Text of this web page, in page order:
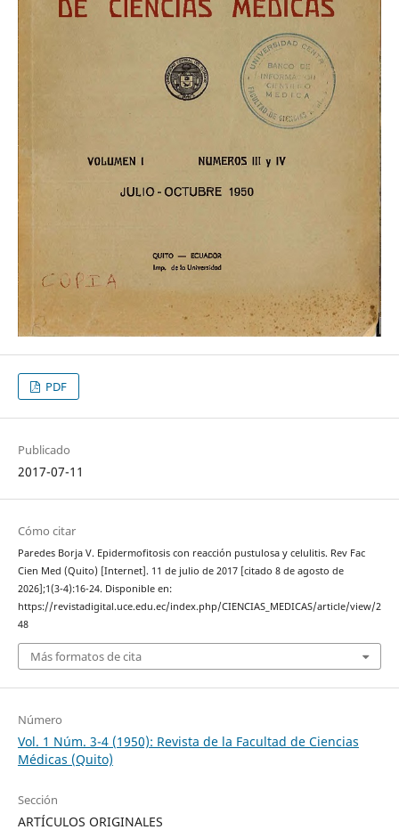
PDF
Publicado
2017-07-11
Cómo citar
Paredes Borja V. Epidermofitosis con reacción pustulosa y celulitis. Rev Fac
Cien Med (Quito) [Internet]. 11 de julio de 2017 [citado 8 de agosto de
2026];1(3-4):16-24. Disponible en:
https://revistadigital.uce.edu.ec/index.php/CIENCIAS_MEDICAS/article/view/2
48
Más formatos de cita
Número
Vol. 1 Núm. 3-4 (1950): Revista de la Facultad de Ciencias
Médicas (Quito)
Sección
ARTÍCULOS ORIGINALES